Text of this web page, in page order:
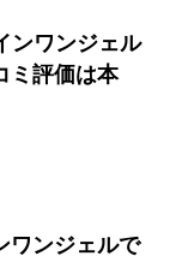
ンワンジェル
ミ評価は本
ワンジェルで